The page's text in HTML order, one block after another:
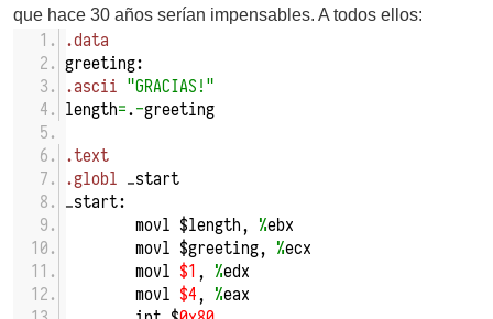
que hace 30 años serían impensables. A todos ellos:
.data
greeting:
.ascii "GRACIAS!"
length=.-greeting
.text
.globl _start
_start:
movl $length, %ebx
movl $greeting, %ecx
movl $1 , %edx
movl $4 , %eax